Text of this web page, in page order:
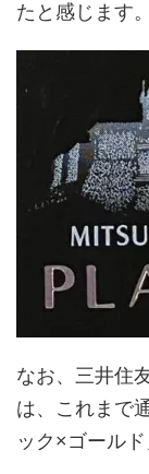
たと感じます。
なお、三井住
は、これまで
ック×ゴール